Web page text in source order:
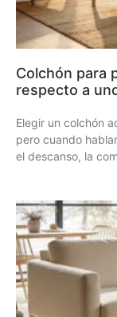
Colchón para
respecto a
Elegir un colchón
pero cuando
el descanso, la